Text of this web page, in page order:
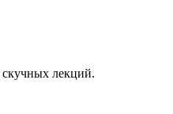
лекций.